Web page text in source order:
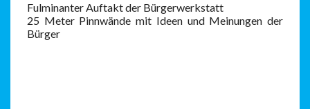
Fulminanter Auftakt der Bürgerwerkstatt
25 Meter Pinnwände mit Ideen und Meinungen der
Bürger